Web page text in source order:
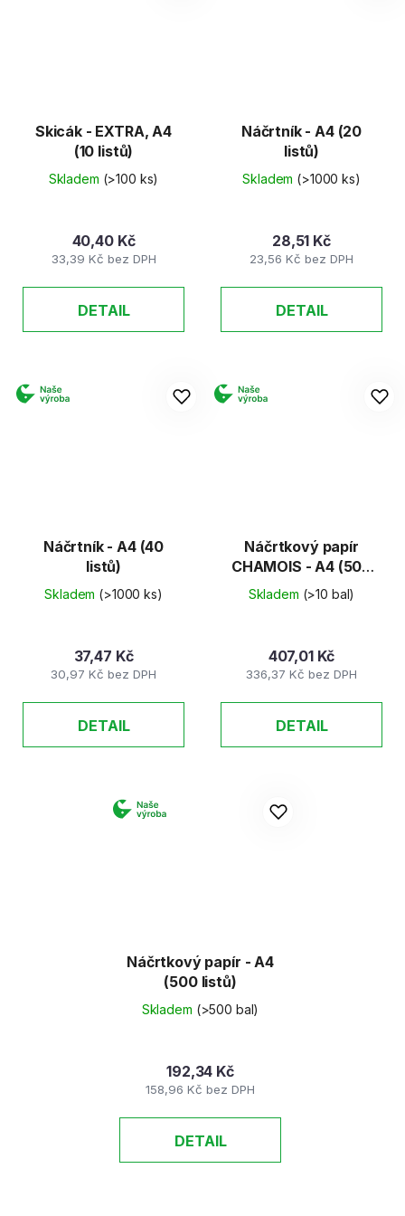
Skicák - EXTRA, A4
(10 listů)
Skladem (>100 ks)
33,39 Kč bez DPH
40,40 Kč
DETAIL
Náčrtník - A4 (20
listů)
Skladem (>1000 ks)
23,56 Kč bez DPH
28,51 Kč
DETAIL
Náčrtník - A4 (40
listů)
Skladem (>1000 ks)
30,97 Kč bez DPH
37,47 Kč
DETAIL
Náčrtkový papír
CHAMOIS - A4 (500
listů)
Skladem (>10 bal)
336,37 Kč bez DPH
407,01 Kč
DETAIL
Náčrtkový papír - A4
(500 listů)
Skladem (>500 bal)
158,96 Kč bez DPH
192,34 Kč
DETAIL